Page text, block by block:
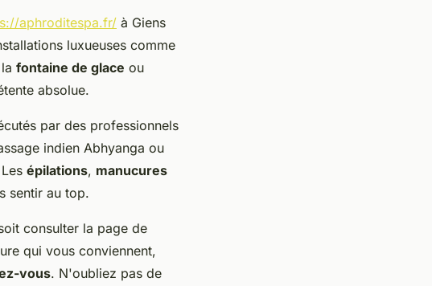
aphroditespa.fr/ à Giens
luxueuses comme
fontaine de glace ou
absolue.
par des professionnels
indien Abhyanga ou
épilations, manucures
sentir au top.
consulter la page de
qui vous conviennent,
vous. N'oubliez pas de